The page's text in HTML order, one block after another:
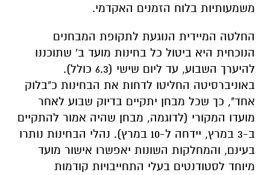
משמעותיות בלוח הזמנים האקדמי.
החלטה המיידית הנוגעת לתקופת המבחנים
הנוכחית היא ביטול כל בחינות מועד ב' שתוכננו
להיערך השבוע, עד ליום שישי (6.3 כולל).
באוניברסיטה החליטו לדחות את הבחינות כ"בלוק
אחד", כך שכל מבחן יתקיים בדיוק שבוע לאחר
מועדו המקורי (לדוגמה, מבחן שהיה אמור להתקיים
ב-3 במרץ, יידחה ל-10 במרץ). נהלי הבחינות נותרו
בעינם, והמחלקות השונות יאפשרו אישור מועד
מיוחד לסטודנטים בעלי התחייבויות קודמות